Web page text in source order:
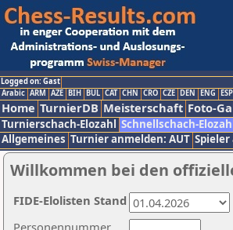
Logged on: Gast
Arabic ARM AZE BIH BUL CAT CHN CRO CZE DEN ENG ESP
Home TurnierDB Meisterschaft Foto-
Turnierschach-Elozahl Schnellschach-
Allgemeines Turnier anmelden: AUT
Willkommen bei den
Personennummer
FIDE-Elolisten Stand